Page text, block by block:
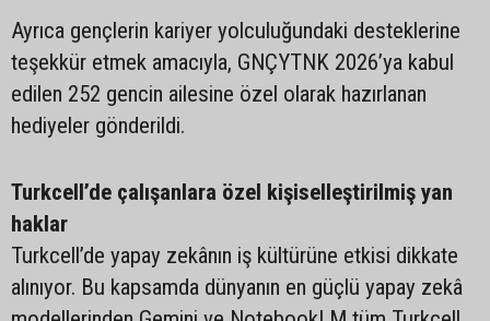
Ayrıca gençlerin kariyer yolculuğundaki desteklerine
teşekkür etmek amacıyla, GNÇYTNK 2026’ya kabul
edilen 252 gencin ailesine özel olarak hazırlanan
hediyeler gönderildi.
Turkcell’de çalışanlara özel kişiselleştirilmiş yan
haklar
Turkcell’de yapay zekânın iş kültürüne etkisi dikkate
alınıyor. Bu kapsamda dünyanın en güçlü yapay zekâ